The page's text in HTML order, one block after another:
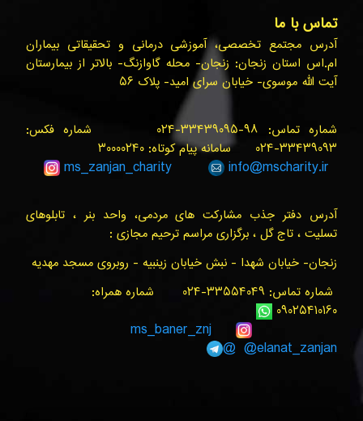
تماس با ما
آدرس مجتمع تخصصی، آموزشی درمانی و تحقیقاتی بیماران
ام.اس استان زنجان: زنجان- محله گاوازنگ- بالاتر از بیمارستان
آیت الله موسوی- خیابان سرای امید- پلاک ۵۶
شماره تماس: ۹۸-۳۳۴۳۹۰۹۵-۰۲۴ شماره فکس:
۳۳۴۳۹۰۹۳-۰۲۴ سامانه پیام کوتاه: ۳۰۰۰۰۲۴۰
ms_zanjan_charity info@mscharity.ir
آدرس دفتر جذب مشارکت های مردمی، واحد بنر ، تابلوهای
تسلیت ، تاج گل ، برگزاری مراسم ترحیم مجازی :
زنجان- خیابان شهدا - نبش خیابان زینبیه - روبروی مسجد مهدیه
شماره تماس: ۳۳۵۵۴۰۴۹-۰۲۴ شماره همراه:
۰۹۰۲۵۴۱۰۱۶۰
ms_baner_znj
@elanat_zanjan@